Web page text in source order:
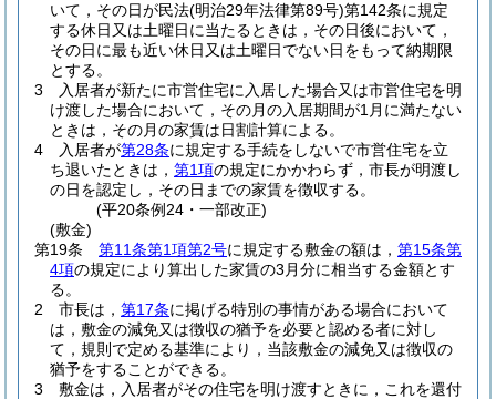
いて，その日が民法(明治29年法律第89号)第142条に規定
する休日又は土曜日に当たるときは，その日後において，
その日に最も近い休日又は土曜日でない日をもって納期限
とする。
3
入居者が新たに市営住宅に入居した場合又は市営住宅を明
け渡した場合において，その月の入居期間が1月に満たない
ときは，その月の家賃は日割計算による。
4
入居者が第28条に規定する手続をしないで市営住宅を立
ち退いたときは， 第1項の規定にかかわらず，市長が明渡し
の日を認定し，その日までの家賃を徴収する。
(平20条例24・一部改正)
(敷金)
第19条
第11条第1項第2号に規定する敷金の額は， 第15条第
4項の規定により算出した家賃の3月分に相当する金額とす
る。
2
市長は， 第17条に掲げる特別の事情がある場合において
は，敷金の減免又は徴収の猶予を必要と認める者に対し
て，規則で定める基準により，当該敷金の減免又は徴収の
猶予をすることができる。
3
敷金は，入居者がその住宅を明け渡すときに，これを還付